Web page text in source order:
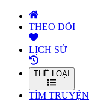
THEO DÕI
LỊCH SỬ
THỂ LOẠI
TÌM TRUYỆN